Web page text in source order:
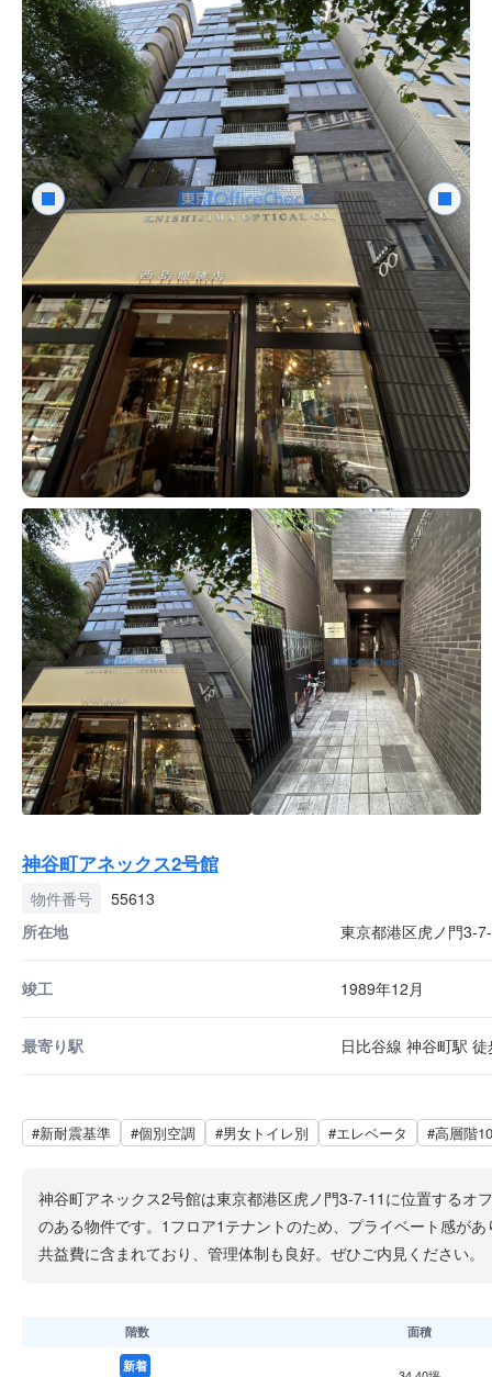
神谷町アネックス2号館
物件番号
55613
所在地
東京都港区虎ノ門3-
竣工 1989年12月
最寄り駅 日比谷線 神谷町駅
#新耐震基準 #個別空調 #男女トイレ別 #エレベータ #高層階
神谷町アネックス2号館は東京都港区虎ノ門3-7-11に位置するオ
のある物件です。1フロア1テナントのため、プライベート感が
共益費に含まれており、管理体制も良好。ぜひご内見ください。
階数 面積
新着